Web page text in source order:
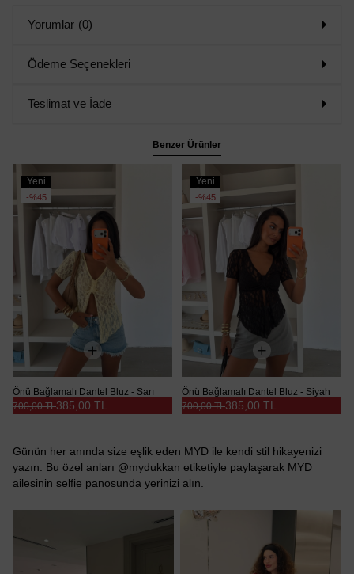
Yorumlar (0)
Ödeme Seçenekleri
Teslimat ve İade
Benzer Ürünler
Yeni
Ürün
%45
Önü Bağlamalı Dantel Bluz - Sarı
385,00 TL
700,00 TL
Yeni
Ürün
%45
Önü Bağlamalı Dantel Bluz - Siyah
385,00 TL
700,00 TL
Günün her anında size eşlik eden MYD ile kendi stil hikayenizi
yazın. Bu özel anları @mydukkan etiketiyle paylaşarak MYD
ailesinin selfie panosunda yerinizi alın.